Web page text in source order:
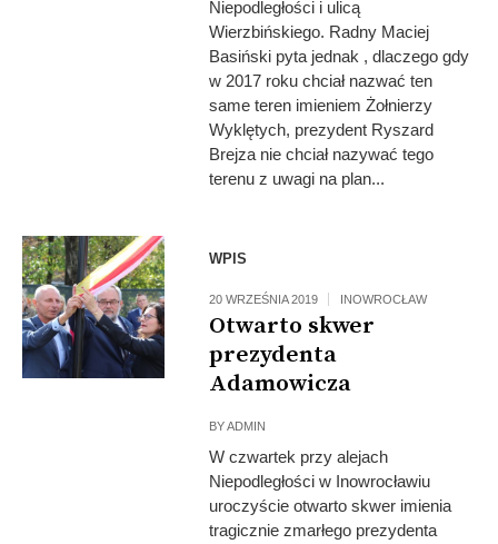
Niepodległości i ulicą
Wierzbińskiego. Radny Maciej
Basiński pyta jednak , dlaczego gdy
w 2017 roku chciał nazwać ten
same teren imieniem Żołnierzy
Wyklętych, prezydent Ryszard
Brejza nie chciał nazywać tego
terenu z uwagi na plan...
WPIS
20 WRZEŚNIA 2019 INOWROCŁAW
Otwarto skwer
prezydenta
Adamowicza
BYADMIN
W czwartek przy alejach
Niepodległości w Inowrocławiu
uroczyście otwarto skwer imienia
tragicznie zmarłego prezydenta